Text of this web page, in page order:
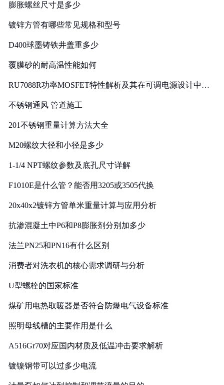
膨胀螺丝尺寸是多少
镀锌方管有哪些常见规格和型号
D400球墨铸铁井盖重多少
覆膜砂的耐高温性能如何
RU7088R功率MOSFET特性解析及其在可调电源设计中的
不锈钢通风 管道施工
201不锈钢重量计算方法大全
M20螺纹大径和小径是多少
1-1/4 NPT螺纹参数及底孔尺寸详解
F1010E是什么管？能否用3205或3505代换
20x40x2镀锌方管单米重量计算与应用分析
抗渗混凝土中P6和P8膨胀剂分别加多少
法兰PN25和PN16有什么区别
消费者对洗衣机的核心需求调研与分析
U型螺栓的国家标准
煤矿用电热取暖器是否符合防爆电气设备标准
照明母线槽的主要作用是什么
A516Gr70对应国内材质及低温冲击要求解析
镀镍钢带可以过多少电流